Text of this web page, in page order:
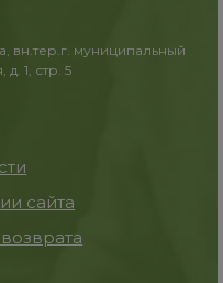
вн.тер.г. муниципальный
1, стр. 5
сайта